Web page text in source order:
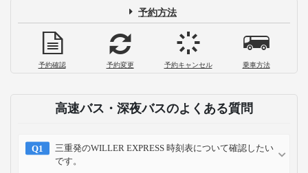
予約方法
予約確認 予約変更 予約キャンセル 乗車方法
高速バス・深夜バスのよくある質問
三重発のWILLER EXPRESS 時刻表について確認したい
です。